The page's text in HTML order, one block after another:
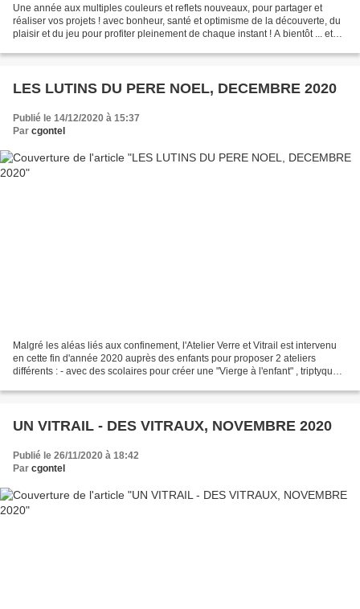
Une année aux multiples couleurs et reflets nouveaux, pour partager et
réaliser vos projets ! avec bonheur, santé et optimisme de la découverte, du
plaisir et du jeu pour profiter pleinement de chaque instant ! A bientôt ... et
LES LUTINS DU PERE NOEL, DECEMBRE 2020
Publié le 14/12/2020 à 15:37
Par cgontel
Malgré les aléas liés aux confinement, l'Atelier Verre et Vitrail est intervenu
en cette fin d'année 2020 auprès des enfants pour proposer 2 ateliers
différents : - avec des scolaires pour créer une "Vierge à l'enfant" , triptyque
UN VITRAIL - DES VITRAUX, NOVEMBRE 2020
Publié le 26/11/2020 à 18:42
Par cgontel